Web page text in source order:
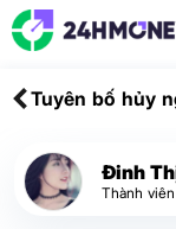
Tuyên bố hủy
Đinh
Thành